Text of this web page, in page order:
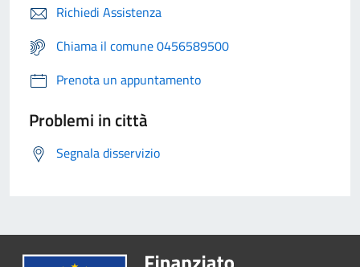
Richiedi Assistenza
Chiama il comune 0456589500
Prenota un appuntamento
Problemi in città
Segnala disservizio